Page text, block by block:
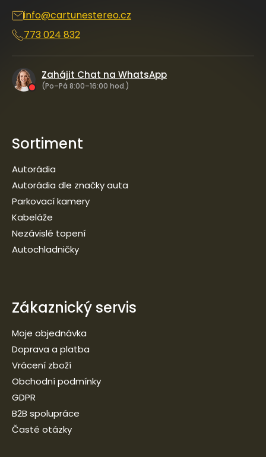
info@cartunestereo.cz
773 024 832
Zahájit Chat na WhatsApp
(Po–Pá 8:00–16:00 hod.)
Sortiment
Autorádia
Autorádia dle značky auta
Parkovací kamery
Kabeláže
Nezávislé topení
Autochladničky
Zákaznický servis
Moje objednávka
Doprava a platba
Vrácení zboží
Obchodní podmínky
GDPR
B2B spolupráce
Časté otázky